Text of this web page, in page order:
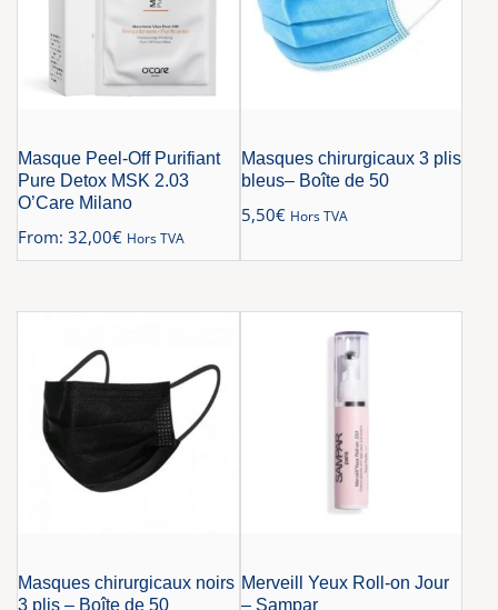
Masque Peel-Off Purifiant
Pure Detox MSK 2.03
O’Care Milano
From: 32,00€ Hors TVA
Masques chirurgicaux 3 plis
bleus– Boîte de 50
5,50€ Hors TVA
Masques chirurgicaux noirs
3 plis – Boîte de 50
Merveill Yeux Roll-on Jour
– Sampar